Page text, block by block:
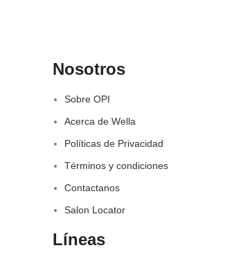
Nosotros
Sobre OPI
Acerca de Wella
Políticas de Privacidad
Términos y condiciones
Contactanos
Salon Locator
Líneas